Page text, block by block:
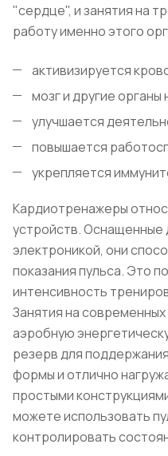
"сердце", и занятия на
работу именно этого
активизируется
мозг и другие
улучшается
повышается
укрепляется
Кардиотренажеры
устройств. Оснащенные
электроникой, они
показания пульса. Это
интенсивность
Занятия на
аэробную
резерв для
формы и отлично
простыми
можете использовать
контролировать